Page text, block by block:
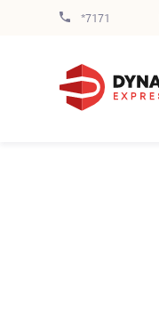
*7171